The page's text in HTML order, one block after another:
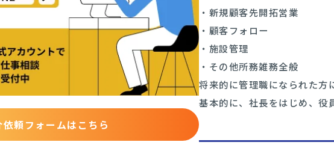
依頼フォームはこちら
・新規顧客先開拓営業
・顧客フォロー
・施設管理
・その他所務雑務全般
将来的に管理職になられた方
基本的に、社長をはじめ、役